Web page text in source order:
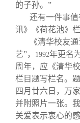
的子孙。”
还有一件事
讯》《荷花池》栏
《清华校友
艺”，
1992年更名
周年，应《清华
栏目题写栏名。
四月廿六日，万
并附照片一张。
关爱表示衷心的感